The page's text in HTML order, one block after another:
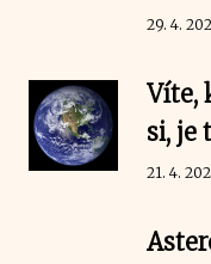
29. 4.
Víte,
si, je
21. 4.